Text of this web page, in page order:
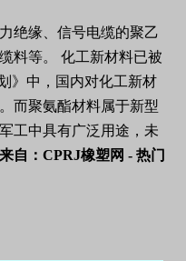
绝缘、信号电缆的聚乙
料等。 化工新材料已被
》中，国内对化工新材
而聚氨酯材料属于新型
工中具有广泛用途，未
来自：CPRJ橡塑网 - 热门